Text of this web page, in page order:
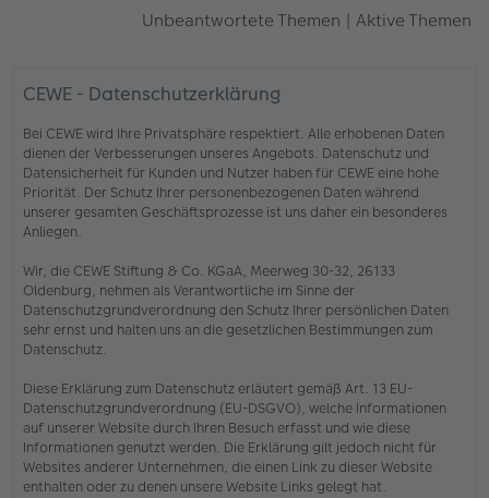
Unbeantwortete Themen | Aktive Themen
CEWE - Datenschutzerklärung
Bei CEWE wird Ihre Privatsphäre respektiert. Alle erhobenen Daten
dienen der Verbesserungen unseres Angebots. Datenschutz und
Datensicherheit für Kunden und Nutzer haben für CEWE eine hohe
Priorität. Der Schutz Ihrer personenbezogenen Daten während
unserer gesamten Geschäftsprozesse ist uns daher ein besonderes
Anliegen.
Wir, die CEWE Stiftung & Co. KGaA, Meerweg 30-32, 26133
Oldenburg, nehmen als Verantwortliche im Sinne der
Datenschutzgrundverordnung den Schutz Ihrer persönlichen Daten
sehr ernst und halten uns an die gesetzlichen Bestimmungen zum
Datenschutz.
Diese Erklärung zum Datenschutz erläutert gemäß Art. 13 EU-
Datenschutzgrundverordnung (EU-DSGVO), welche Informationen
auf unserer Website durch Ihren Besuch erfasst und wie diese
Informationen genutzt werden. Die Erklärung gilt jedoch nicht für
Websites anderer Unternehmen, die einen Link zu dieser Website
enthalten oder zu denen unsere Website Links gelegt hat.